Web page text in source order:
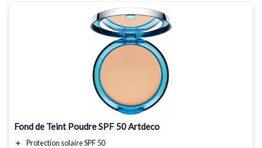
Fond de Teint Poudre SPF 50 Artdeco
＋ Protection solaireSPF 50